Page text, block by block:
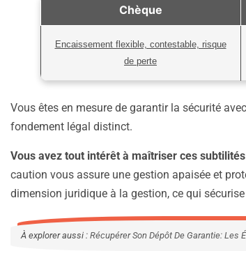
Chèque
Encaissement flexible, contestable, risque
de perte
Vous êtes en mesure de garantir la sécurité
fondement légal distinct.
Vous avez tout intérêt à maîtriser ces
caution vous assure une gestion apaisée et
dimension juridique à la gestion, ce qui
À explorer aussi : Récupérer Son Dépôt De Garantie: Les